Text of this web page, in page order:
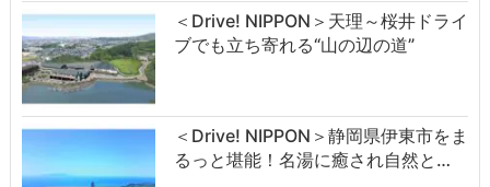
＜Drive! NIPPON＞天理～桜井ドライ
ブでも立ち寄れる“山の辺の道”
＜Drive! NIPPON＞静岡県伊東市をま
るっと堪能！名湯に癒され自然と…